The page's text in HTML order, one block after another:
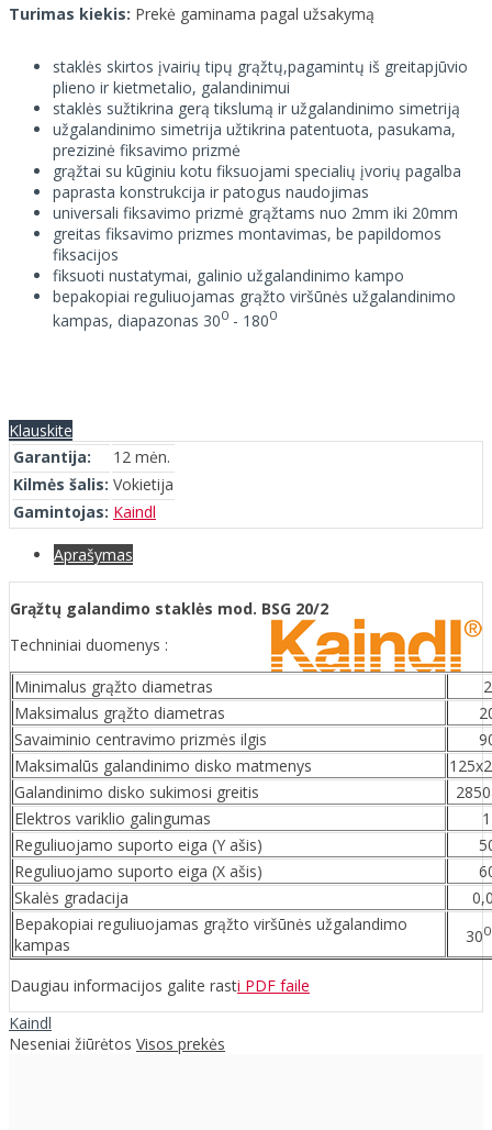
Turimas kiekis: Prekė gaminama pagal užsakymą
staklės skirtos įvairių tipų grąžtų,pagamintų iš greitapjūvio
plieno ir kietmetalio, galandinimui
staklės sužtikrina gerą tikslumą ir užgalandinimo simetriją
užgalandinimo simetrija užtikrina patentuota, pasukama,
prezizinė fiksavimo prizmė
grąžtai su kūginiu kotu fiksuojami specialių įvorių pagalba
paprasta konstrukcija ir patogus naudojimas
universali fiksavimo prizmė grąžtams nuo 2mm iki 20mm
greitas fiksavimo prizmes montavimas, be papildomos
fiksacijos
fiksuoti nustatymai, galinio užgalandinimo kampo
bepakopiai reguliuojamas grąžto viršūnės užgalandinimo
kampas, diapazonas 300 - 1800
Klauskite
Garantija:
12 mėn.
Kilmės šalis: Vokietija
Gamintojas: Kaindl
Aprašymas
Grąžtų galandimo staklės mod. BSG 20/2
Techniniai duomenys :
Minimalus grąžto diametras
Maksimalus grąžto diametras
Savaiminio centravimo prizmės ilgis
Maksimalūs galandinimo disko matmenys
Galandinimo disko sukimosi greitis
Elektros variklio galingumas
Reguliuojamo suporto eiga (Y ašis)
Reguliuojamo suporto eiga (X ašis)
Skalės gradacija
Bepakopiai reguliuojamas grąžto viršūnės užgalandimo
kampas
300
Daugiau informacijos galite rasti PDF faile
Kaindl
Neseniai žiūrėtos Visos prekės